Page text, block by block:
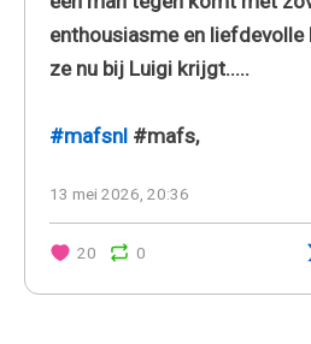
enthousiasme en liefdevolle
ze nu bij Luigi krijgt.....
#mafsnl #mafs,
13 mei 2026, 20:36
20 0